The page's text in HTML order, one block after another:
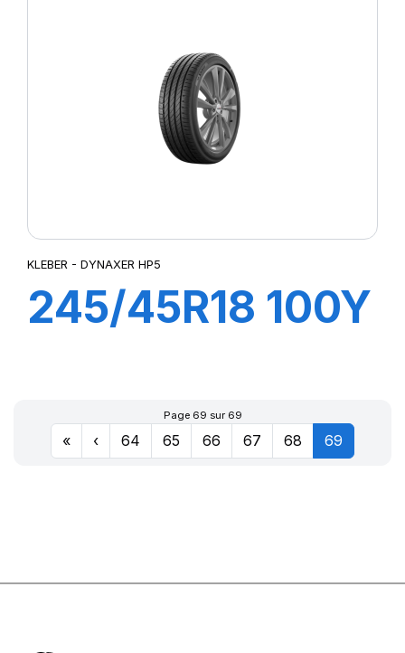
KLEBER - DYNAXER HP5
245/45R18 100Y
HP5
Page 69 sur 69
« ‹ 64 65 66 67 68 69